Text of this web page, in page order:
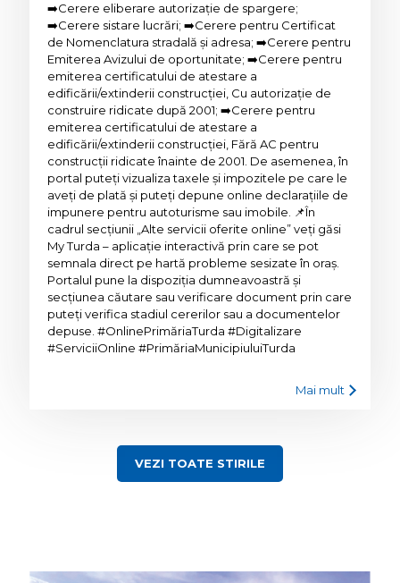
➡️Cerere eliberare autorizație de spargere;
➡️Cerere sistare lucrări; ➡️Cerere pentru Certificat
de Nomenclatura stradală și adresa; ➡️Cerere pentru
Emiterea Avizului de oportunitate; ➡️Cerere pentru
emiterea certificatului de atestare a
edificării/extinderii construcției, Cu autorizație de
construire ridicate după 2001; ➡️Cerere pentru
emiterea certificatului de atestare a
edificării/extinderii construcției, Fără AC pentru
construcții ridicate înainte de 2001. De asemenea, în
portal puteți vizualiza taxele și impozitele pe care le
aveți de plată și puteți depune online declarațiile de
impunere pentru autoturisme sau imobile. 📌În
cadrul secțiunii „Alte servicii oferite online” veți găsi
My Turda – aplicație interactivă prin care se pot
semnala direct pe hartă probleme sesizate în oraș.
Portalul pune la dispoziția dumneavoastră și
secțiunea căutare sau verificare document prin care
puteți verifica stadiul cererilor sau a documentelor
depuse. #OnlinePrimăriaTurda #Digitalizare
#ServiciiOnline #PrimăriaMunicipiuluiTurda
Mai mult
VEZI TOATE STIRILE